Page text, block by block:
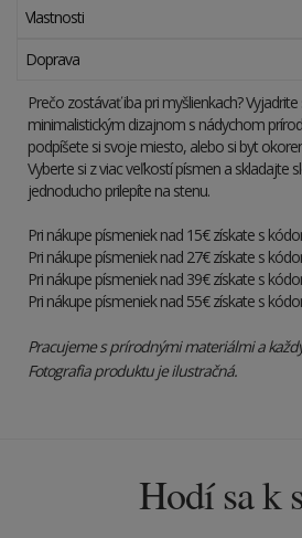
Vlastnosti
Doprava
Prečo zostávať iba pri myšlienkach?
minimalistickým dizajnom s nádychom
podpíšete si svoje miesto, alebo si byt
Vyberte si z viac veľkostí písmen a skladajte
jednoducho prilepíte na stenu.
Pri nákupe písmeniek nad 15€ získate s
Pri nákupe písmeniek nad 27€ získate s
Pri nákupe písmeniek nad 39€ získate s
Pri nákupe písmeniek nad 55€ získate s
Pracujeme s prírodnými materiálmi a
Fotografia produktu je ilustračná.
Hodí sa k